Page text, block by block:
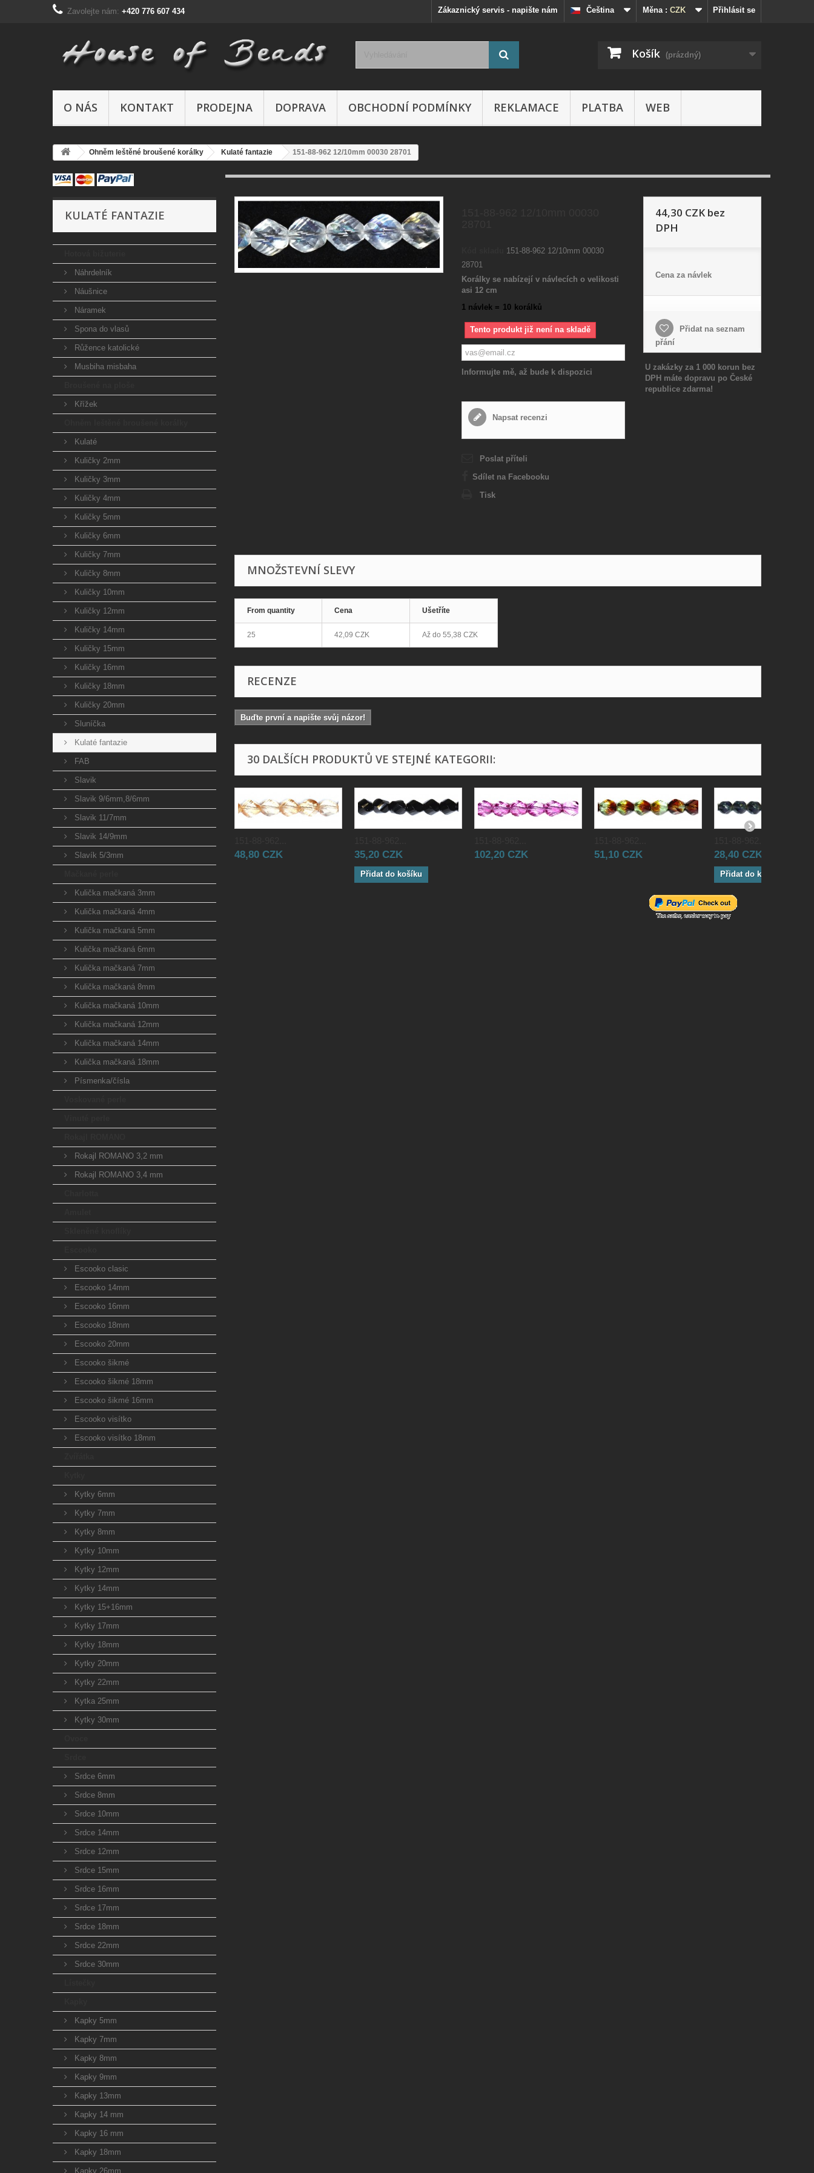
Přihlásit se
Měna : CZK
Čeština
Zákaznický servis - napište nám
Zavolejte nám: +420 776 607 434
Košík (prázdný)
O NÁS KONTAKT PRODEJNA DOPRAVA OBCHODNÍ PODMÍNKY REKLAMACE PLATBA WEB
Ohněm leštěné broušené korálky Kulaté fantazie 151-88-962 12/10mm 00030 28701
KULATÉ FANTAZIE
Náhrdelník
Náušnice
Náramek
Spona do vlasů
Růžence katolické
Musbiha misbaha
Křížek
Kulaté
Kuličky 2mm
Kuličky 3mm
Kuličky 4mm
Kuličky 5mm
Kuličky 6mm
Kuličky 7mm
Kuličky 8mm
Kuličky 10mm
Kuličky 12mm
Kuličky 14mm
Kuličky 15mm
Kuličky 16mm
Kuličky 18mm
Kuličky 20mm
Sluníčka
Kulaté fantazie
FAB
Slavik
Slavik 9/6mm,8/6mm
Slavik 11/7mm
Slavik 14/9mm
Slavík 5/3mm
Kulička mačkaná 3mm
Kulička mačkaná 4mm
Kulička mačkaná 5mm
Kulička mačkaná 6mm
Kulička mačkaná 7mm
Kulička mačkaná 8mm
Kulička mačkaná 10mm
Kulička mačkaná 12mm
Kulička mačkaná 14mm
Kulička mačkaná 18mm
Písmenka/čísla
Rokajl ROMANO 3,2 mm
Rokajl ROMANO 3,4 mm
Escooko clasic
Escooko 14mm
Escooko 16mm
Escooko 18mm
Escooko 20mm
Escooko šikmé
Escooko šikmé 18mm
Escooko šikmé 16mm
Escooko visítko
Escooko visítko 18mm
Kytky 6mm
Kytky 7mm
Kytky 8mm
Kytky 10mm
Kytky 12mm
Kytky 14mm
Kytky 15+16mm
Kytky 17mm
Kytky 18mm
Kytky 20mm
Kytky 22mm
Kytka 25mm
Kytky 30mm
Srdce 6mm
Srdce 8mm
Srdce 10mm
Srdce 14mm
Srdce 12mm
Srdce 15mm
Srdce 16mm
Srdce 17mm
Srdce 18mm
Srdce 22mm
Srdce 30mm
Kapky 5mm
Kapky 7mm
Kapky 8mm
Kapky 9mm
Kapky 13mm
Kapky 14 mm
Kapky 16 mm
Kapky 18mm
Kapky 26mm
151-88-962 12/10mm 00030
28701
Korálky se nabízejí v návlecích o velikosti
asi 12 cm
1 návlek = 10 korálků
Tento produkt již není na skladě
Informujte mě, až bude k dispozici
Napsat recenzi
Poslat příteli
Sdílet na Facebooku
Tisk
44,30 CZKbez
DPH
Cena za návlek
Přidat na seznam
přání
U zakázky za 1 000 korun bez
DPH máte dopravu po České
republice zdarma!
MNOŽSTEVNÍ SLEVY
From quantity Cena Ušetříte
25 42,09 CZK Až do 55,38 CZK
RECENZE
Buďte první a napište svůj názor!
30 DALŠÍCH PRODUKTŮ VE STEJNÉ KATEGORII:
48,80 CZK 35,20 CZK
Přidat do košíku
102,20 CZK 51,10 CZK 28,40 CZK
Přidat do košíku